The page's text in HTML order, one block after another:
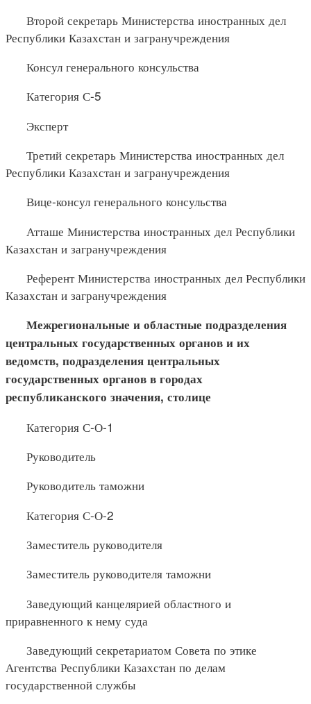
Второй секретарь Министерства иностранных дел
Республики Казахстан и загранучреждения
Консул генерального консульства
Категория С-5
Эксперт
Третий секретарь Министерства иностранных дел
Республики Казахстан и загранучреждения
Вице-консул генерального консульства
Атташе Министерства иностранных дел Республики
Казахстан и загранучреждения
Референт Министерства иностранных дел Республики
Казахстан и загранучреждения
Межрегиональные и областные подразделения
центральных государственных органов и их
ведомств, подразделения центральных
государственных органов в городах
республиканского значения, столице
Категория С-О-1
Руководитель
Руководитель таможни
Категория С-О-2
Заместитель руководителя
Заместитель руководителя таможни
Заведующий канцелярией областного и
приравненного к нему суда
Заведующий секретариатом Совета по этике
Агентства Республики Казахстан по делам
государственной службы